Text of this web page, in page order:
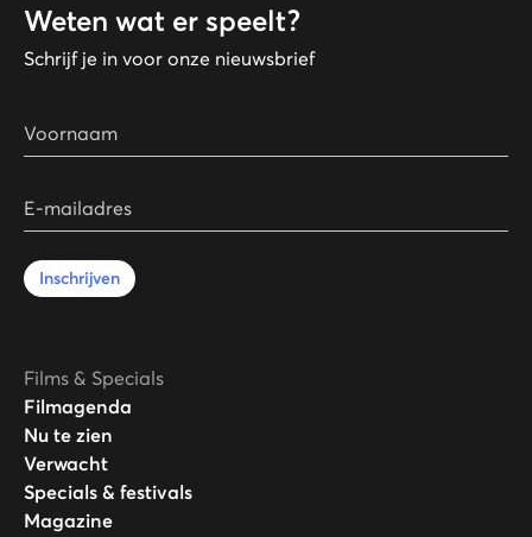
Weten wat er speelt?
Schrijf je in voor onze nieuwsbrief
Voornaam
E-mailadres
Inschrijven
Films & Specials
Filmagenda
Nu te zien
Verwacht
Specials & festivals
Magazine